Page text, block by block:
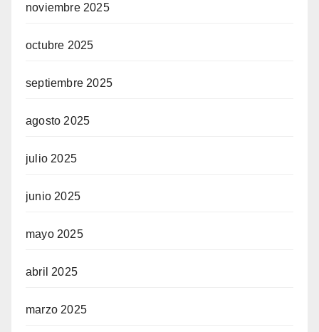
noviembre 2025
octubre 2025
septiembre 2025
agosto 2025
julio 2025
junio 2025
mayo 2025
abril 2025
marzo 2025